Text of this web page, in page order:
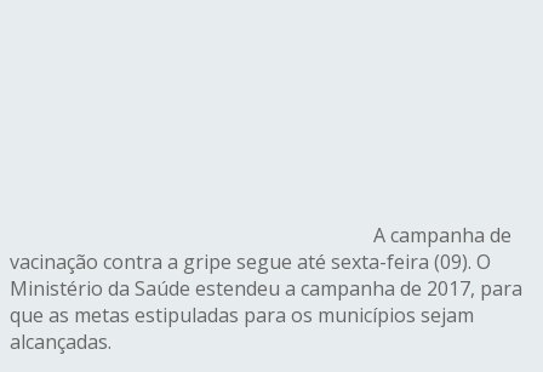
A campanha de
vacinação contra a gripe segue até sexta-feira (09). O
Ministério da Saúde estendeu a campanha de 2017, para
que as metas estipuladas para os municípios sejam
alcançadas.